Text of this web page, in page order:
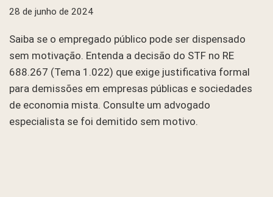
28 de junho de 2024
Saiba se o empregado público pode ser dispensado
sem motivação. Entenda a decisão do STF no RE
688.267 (Tema 1.022) que exige justificativa formal
para demissões em empresas públicas e sociedades
de economia mista. Consulte um advogado
especialista se foi demitido sem motivo.